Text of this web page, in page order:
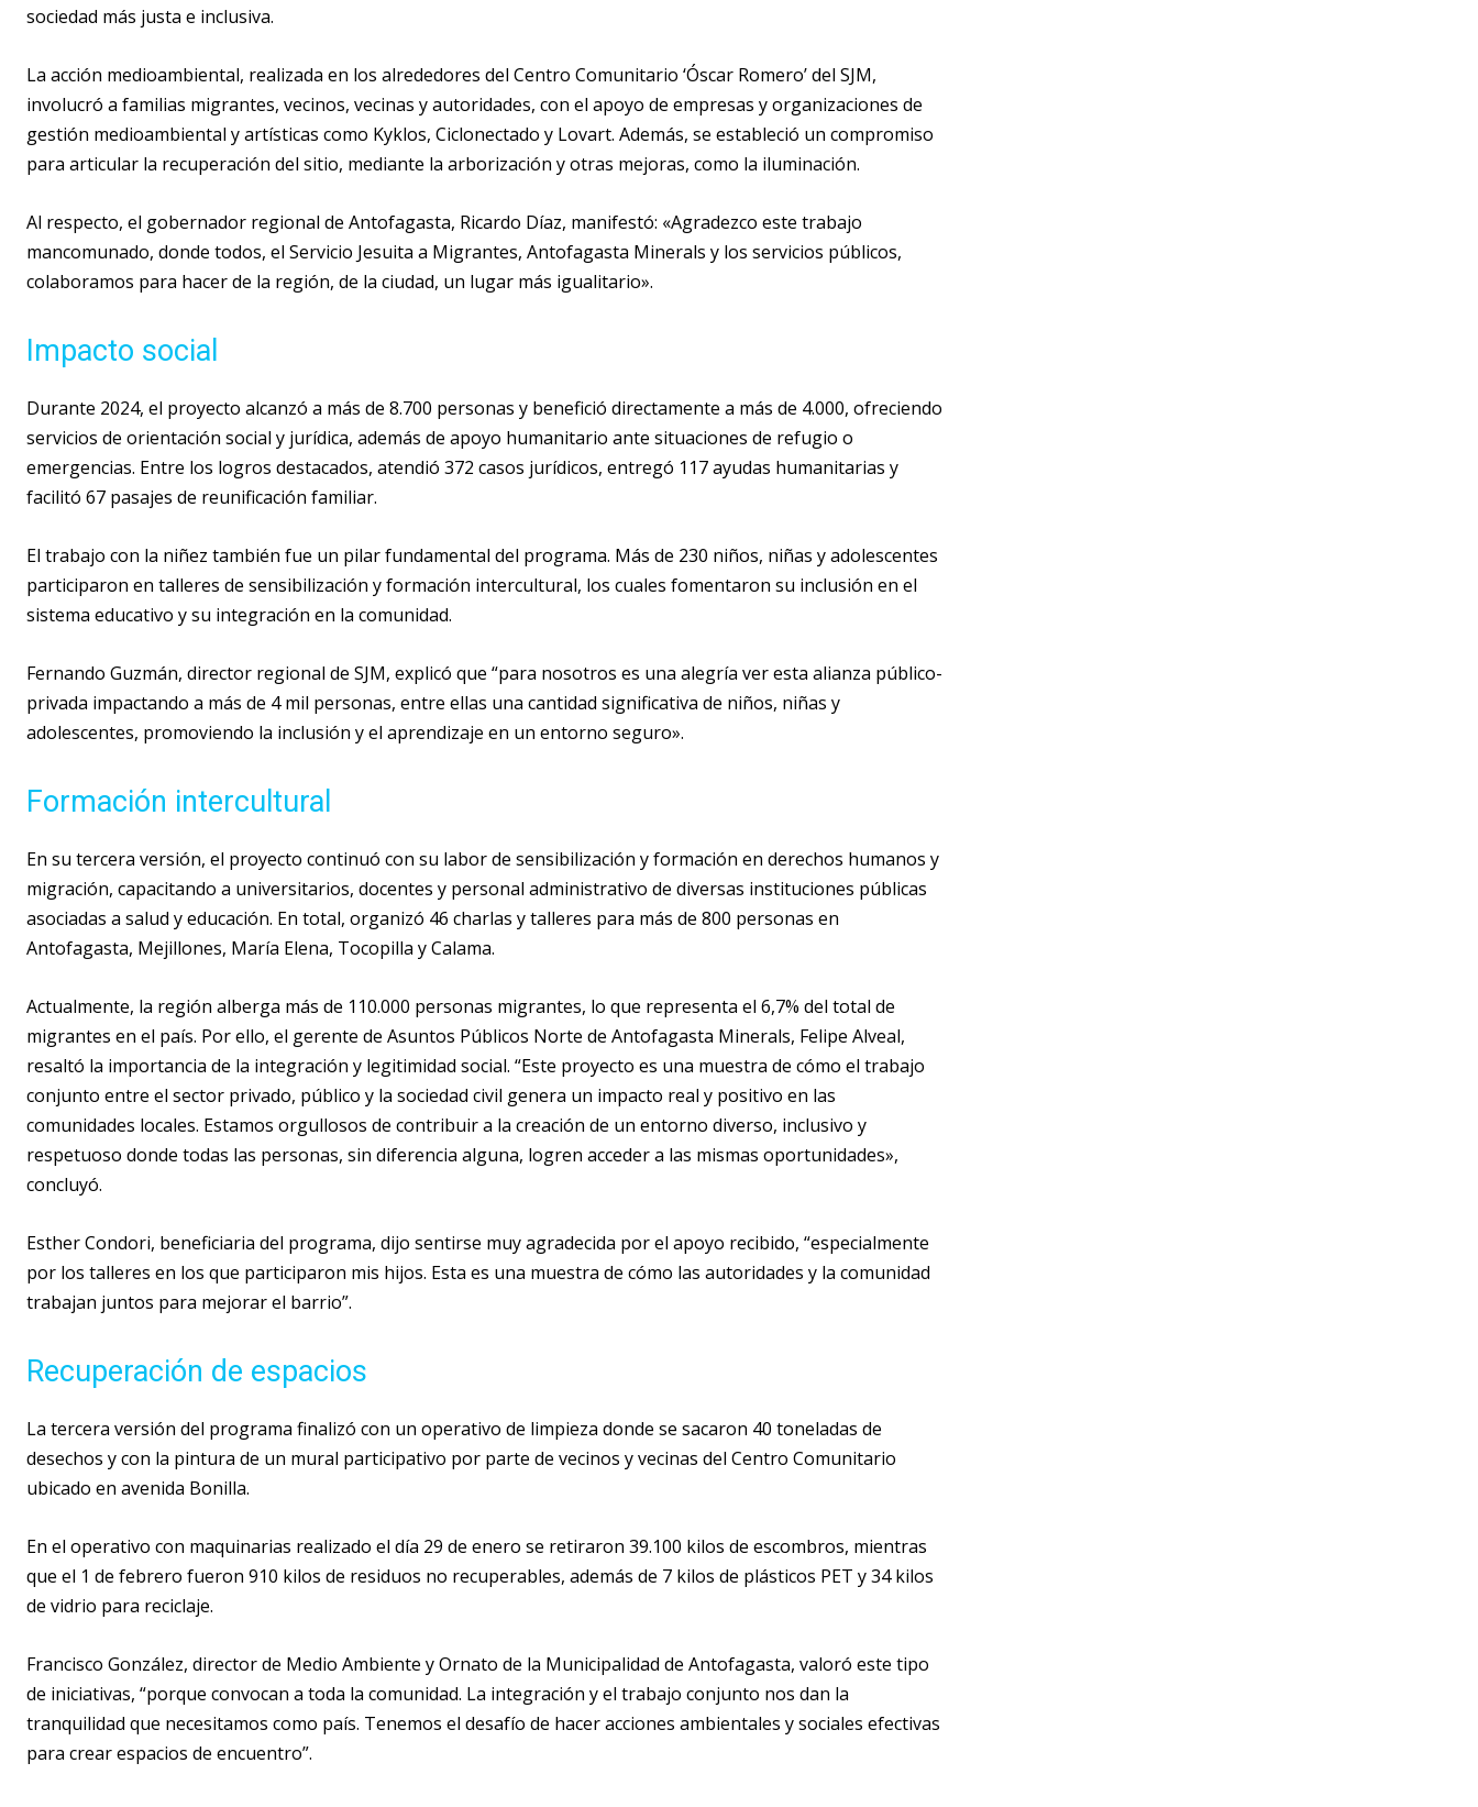
sociedad más justa e inclusiva.
La acción medioambiental, realizada en los alrededores del Centro Comunitario ‘Óscar Romero’ del SJM,
involucró a familias migrantes, vecinos, vecinas y autoridades, con el apoyo de empresas y organizaciones de
gestión medioambiental y artísticas como Kyklos, Ciclonectado y Lovart. Además, se estableció un compromiso
para articular la recuperación del sitio, mediante la arborización y otras mejoras, como la iluminación.
Al respecto, el gobernador regional de Antofagasta, Ricardo Díaz, manifestó: «Agradezco este trabajo
mancomunado, donde todos, el Servicio Jesuita a Migrantes, Antofagasta Minerals y los servicios públicos,
colaboramos para hacer de la región, de la ciudad, un lugar más igualitario».
Impacto social
Durante 2024, el proyecto alcanzó a más de 8.700 personas y benefició directamente a más de 4.000, ofreciendo
servicios de orientación social y jurídica, además de apoyo humanitario ante situaciones de refugio o
emergencias. Entre los logros destacados, atendió 372 casos jurídicos, entregó 117 ayudas humanitarias y
facilitó 67 pasajes de reunificación familiar.
El trabajo con la niñez también fue un pilar fundamental del programa. Más de 230 niños, niñas y adolescentes
participaron en talleres de sensibilización y formación intercultural, los cuales fomentaron su inclusión en el
sistema educativo y su integración en la comunidad.
Fernando Guzmán, director regional de SJM, explicó que “para nosotros es una alegría ver esta alianza público-
privada impactando a más de 4 mil personas, entre ellas una cantidad significativa de niños, niñas y
adolescentes, promoviendo la inclusión y el aprendizaje en un entorno seguro».
Formación intercultural
En su tercera versión, el proyecto continuó con su labor de sensibilización y formación en derechos humanos y
migración, capacitando a universitarios, docentes y personal administrativo de diversas instituciones públicas
asociadas a salud y educación. En total, organizó 46 charlas y talleres para más de 800 personas en
Antofagasta, Mejillones, María Elena, Tocopilla y Calama.
Actualmente, la región alberga más de 110.000 personas migrantes, lo que representa el 6,7% del total de
migrantes en el país. Por ello, el gerente de Asuntos Públicos Norte de Antofagasta Minerals, Felipe Alveal,
resaltó la importancia de la integración y legitimidad social. “Este proyecto es una muestra de cómo el trabajo
conjunto entre el sector privado, público y la sociedad civil genera un impacto real y positivo en las
comunidades locales. Estamos orgullosos de contribuir a la creación de un entorno diverso, inclusivo y
respetuoso donde todas las personas, sin diferencia alguna, logren acceder a las mismas oportunidades»,
concluyó.
Esther Condori, beneficiaria del programa, dijo sentirse muy agradecida por el apoyo recibido, “especialmente
por los talleres en los que participaron mis hijos. Esta es una muestra de cómo las autoridades y la comunidad
trabajan juntos para mejorar el barrio”.
Recuperación de espacios
La tercera versión del programa finalizó con un operativo de limpieza donde se sacaron 40 toneladas de
desechos y con la pintura de un mural participativo por parte de vecinos y vecinas del Centro Comunitario
ubicado en avenida Bonilla.
En el operativo con maquinarias realizado el día 29 de enero se retiraron 39.100 kilos de escombros, mientras
que el 1 de febrero fueron 910 kilos de residuos no recuperables, además de 7 kilos de plásticos PET y 34 kilos
de vidrio para reciclaje.
Francisco González, director de Medio Ambiente y Ornato de la Municipalidad de Antofagasta, valoró este tipo
de iniciativas, “porque convocan a toda la comunidad. La integración y el trabajo conjunto nos dan la
tranquilidad que necesitamos como país. Tenemos el desafío de hacer acciones ambientales y sociales efectivas
para crear espacios de encuentro”.